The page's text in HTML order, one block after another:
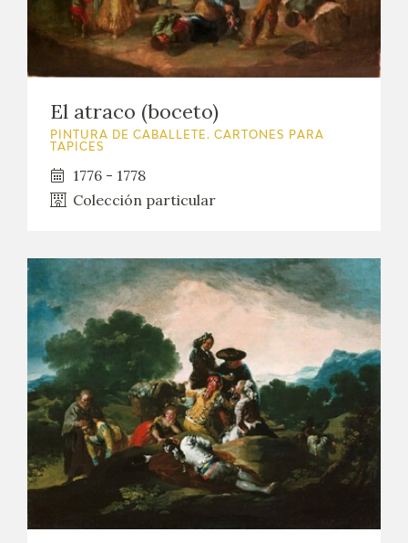
El atraco (boceto)
PINTURA DE CABALLETE. CARTONES PARA
TAPICES
1776 - 1778
Colección particular